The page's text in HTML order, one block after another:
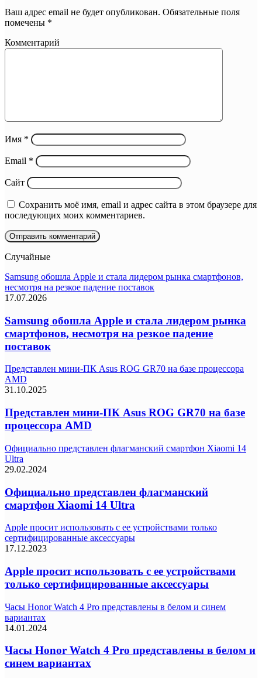
Ваш адрес email не будет опубликован. Обязательные поля
помечены *
Комментарий
Имя *
Email *
Сайт
Сохранить моё имя, email и адрес сайта в этом браузере для
последующих моих комментариев.
Случайные
Samsung обошла Apple и стала лидером рынка смартфонов,
несмотря на резкое падение поставок
17.07.2026
Samsung обошла Apple и стала лидером рынка
смартфонов, несмотря на резкое падение
поставок
Представлен мини-ПК Asus ROG GR70 на базе процессора
AMD
31.10.2025
Представлен мини-ПК Asus ROG GR70 на базе
процессора AMD
Официально представлен флагманский смартфон Xiaomi 14
Ultra
29.02.2024
Официально представлен флагманский
смартфон Xiaomi 14 Ultra
Apple просит использовать с ее устройствами только
сертифицированные аксессуары
17.12.2023
Apple просит использовать с ее устройствами
только сертифицированные аксессуары
Часы Honor Watch 4 Pro представлены в белом и синем
вариантах
14.01.2024
Часы Honor Watch 4 Pro представлены в белом и
синем вариантах